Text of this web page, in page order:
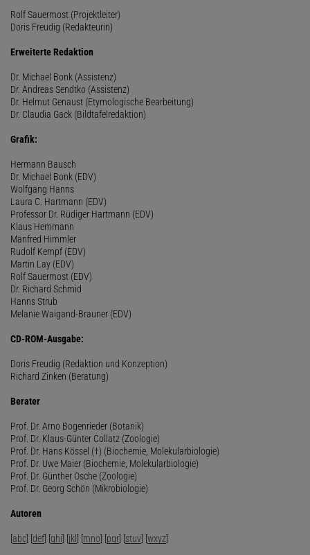
Rolf Sauermost (Projektleiter)
Doris Freudig (Redakteurin)
Erweiterte Redaktion
Dr. Michael Bonk (Assistenz)
Dr. Andreas Sendtko (Assistenz)
Dr. Helmut Genaust (Etymologische Bearbeitung)
Dr. Claudia Gack (Bildtafelredaktion)
Grafik:
Hermann Bausch
Dr. Michael Bonk (EDV)
Wolfgang Hanns
Laura C. Hartmann (EDV)
Professor Dr. Rüdiger Hartmann (EDV)
Klaus Hemmann
Manfred Himmler
Rudolf Kempf (EDV)
Martin Lay (EDV)
Rolf Sauermost (EDV)
Dr. Richard Schmid
Hanns Strub
Melanie Waigand-Brauner (EDV)
CD-ROM-Ausgabe:
Doris Freudig (Redaktion und Konzeption)
Richard Zinken (Beratung)
Berater
Prof. Dr. Arno Bogenrieder (Botanik)
Prof. Dr. Klaus-Günter Collatz (Zoologie)
Prof. Dr. Hans Kössel (†) (Biochemie, Molekularbiologie)
Prof. Dr. Uwe Maier (Biochemie, Molekularbiologie)
Prof. Dr. Günther Osche (Zoologie)
Prof. Dr. Georg Schön (Mikrobiologie)
Autoren
[abc] [def] [ghi] [jkl] [mno] [pqr] [stuv] [wxyz]